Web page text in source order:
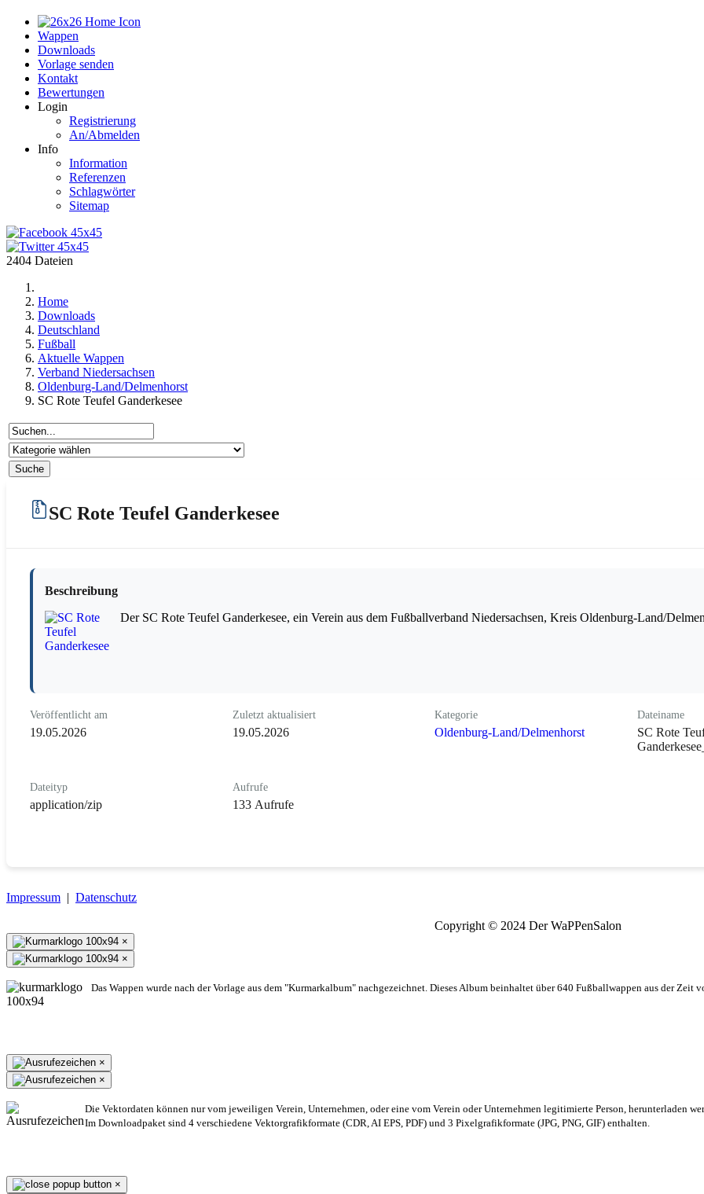
Wappen
Downloads
Vorlage senden
Kontakt
Bewertungen
Login
Registrierung
An/Abmelden
Info
Information
Referenzen
Schlagwörter
Sitemap
2404 Dateien
Home
Downloads
Deutschland
Fußball
Aktuelle Wappen
Verband Niedersachsen
Oldenburg-Land/Delmenhorst
SC Rote Teufel Ganderkesee
SC Rote Teufel Ganderkesee
Beschreibung
Der SC Rote Teufel Ganderkesee, ein Verein aus dem Fußballverband Niedersachsen, Kreis Oldenburg-Land/
Veröffentlicht am
19.05.2026
Zuletzt aktualisiert
19.05.2026
Kategorie
Oldenburg-Land/Delmenhorst
Dateiname
SC Rote
Dateityp
application/zip
Aufrufe
133 Aufrufe
Impressum | Datenschutz
Copyright © 2024 Der WaPPenSalon
×
×
Das Wappen wurde nach der Vorlage aus dem "Kurmarkalbum" nachgezeichnet. Dieses Album beinhaltet über 640 Fußballwappen aus der Zeit
×
×
Die Vektordaten können nur vom jeweiligen Verein, Unternehmen, oder eine vom Verein oder Unternehmen legitimierte Person, herunterladen
Im Downloadpaket sind 4 verschiedene Vektorgrafikformate (CDR, AI EPS, PDF) und 3 Pixelgrafikformate (JPG, PNG, GIF) enthalten.
×